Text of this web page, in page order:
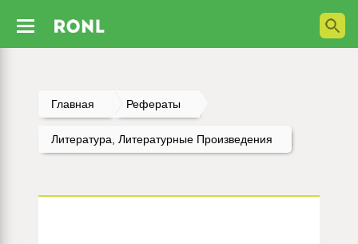
Главная Рефераты
Литература, Литературные Произведения